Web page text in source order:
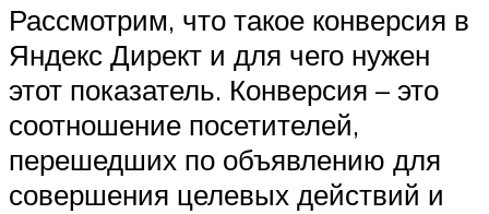
Рассмотрим, что такое конверсия в
Яндекс Директ и для чего нужен
этот показатель. Конверсия – это
соотношение посетителей,
перешедших по объявлению для
совершения целевых действий и